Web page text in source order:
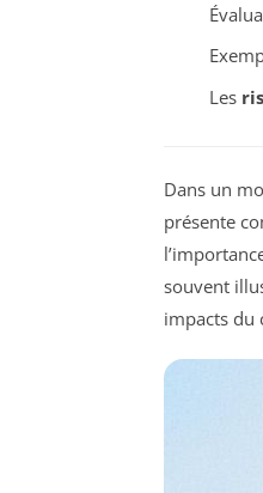
Les
Dans un
présente
souvent
impacts du